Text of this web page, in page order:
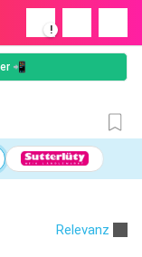
!
📲
Relevanz